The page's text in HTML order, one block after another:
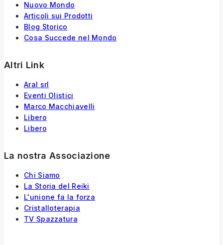
Nuovo Mondo
Articoli sui Prodotti
Blog Storico
Cosa Succede nel Mondo
Altri Link
Aral srl
Eventi Olistici
Marco Macchiavelli
Libero
Libero
La nostra Associazione
Chi Siamo
La Storia del Reiki
L'unione fa la forza
Cristalloterapia
TV Spazzatura